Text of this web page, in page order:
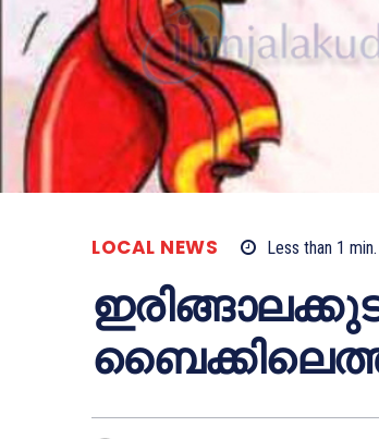
LOCAL NEWS Less than 1 min.